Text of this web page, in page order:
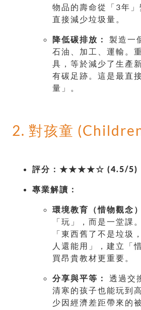
物品的壽命從「3年」
直接減少垃圾量。
降低碳排放：
製造一
石油、加工、運輸。
具，等於減少了生產
有碳足跡。這是最直
量」。
2. 對孩童
評分：★★★★☆ (4.5/5)
專業解讀：
環境教育（惜物觀念）
「玩」，而是一堂課
「東西舊了不是垃圾
人還能用」，建立「
買昂貴教材更重要。
分享與平等：
透過交
清寒的孩子也能玩到
少因經濟差距帶來的